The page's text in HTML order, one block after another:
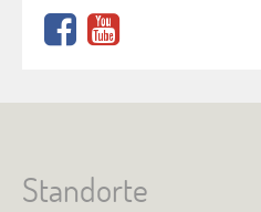
Standorte